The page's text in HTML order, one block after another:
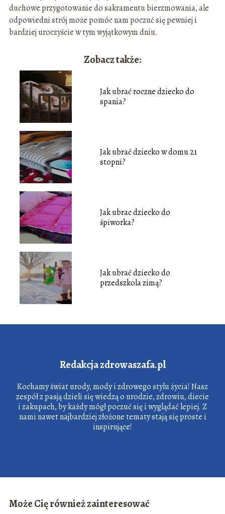
duchowe przygotowanie do sakramentu bierzmowania, ale
odpowiedni strój może pomóc nam poczuć się pewniej i
bardziej uroczyście w tym wyjątkowym dniu.
Zobacz także:
Jak ubrać roczne dziecko do
spania?
Jak ubrać dziecko w domu 21
stopni?
Jak ubrac dziecko do
śpiworka?
Jak ubrać dziecko do
przedszkola zimą?
Redakcja zdrowaszafa.pl
Kochamy świat urody, mody i zdrowego stylu życia! Nasz
zespół z pasją dzieli się wiedzą o urodzie, zdrowiu, diecie
i zakupach, by każdy mógł poczuć się i wyglądać lepiej. Z
nami nawet najbardziej złożone tematy stają się proste i
inspirujące!
Może Cię również zainteresować